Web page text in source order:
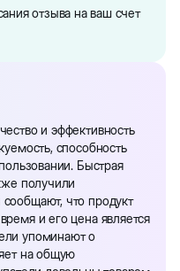
процесс уборки
угля обеспечивает
в моче кошек, тем
кошачьего туалета.
производится раз в 10-15
посещения туалета
горсть новой порции.
отзыва на ваш счет
и эффективность
способность
Быстрая
получили
что продукт
и его цена является
упоминают о
на общую